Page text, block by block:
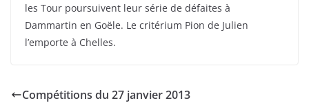
les Tour poursuivent leur série de défaites à
Dammartin en Goële. Le critérium Pion de Julien
l’emporte à Chelles.
Compétitions du 27 janvier 2013